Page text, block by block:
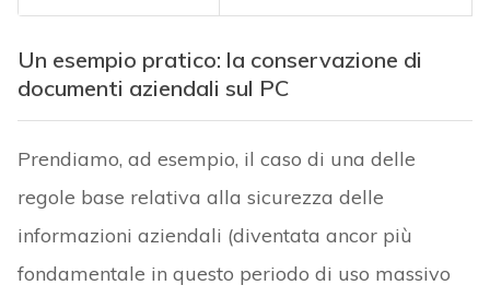
Un esempio pratico: la conservazione di
documenti aziendali sul PC
Prendiamo, ad esempio, il caso di una delle
regole base relativa alla sicurezza delle
informazioni aziendali (diventata ancor più
fondamentale in questo periodo di uso massivo